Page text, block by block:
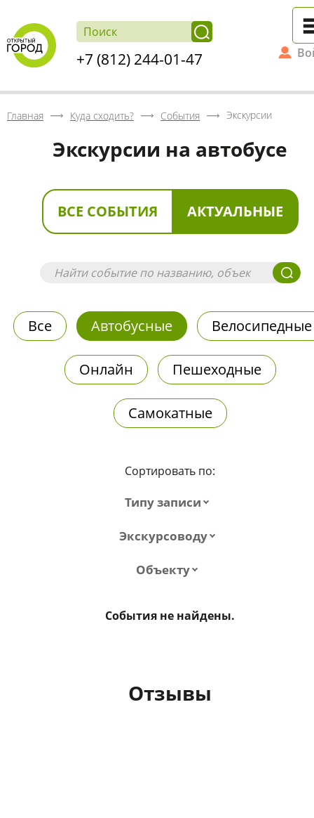
+7 (812) 244-01-47
Главная Куда сходить? События Экскурсии
Экскурсии на автобусе
ВСЕ СОБЫТИЯ АКТУАЛЬНЫЕ
Все Автобусные Велосипедные
Онлайн Пешеходные
Самокатные
Сортировать по:
Типу записи
Экскурсоводу
Объекту
События не найдены.
Отзывы